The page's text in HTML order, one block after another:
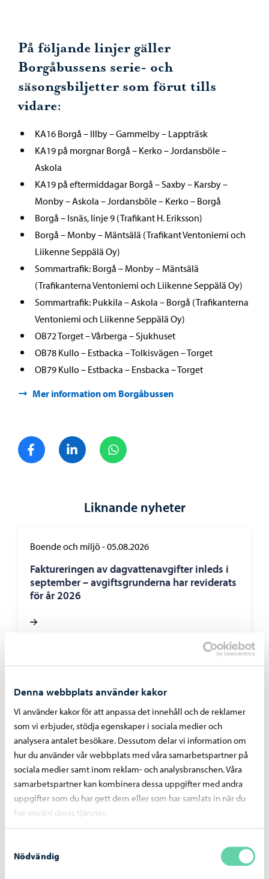
Denna webbplats använder kakor
Vi använder kakor för att anpassa det innehåll och de reklamer
som vi erbjuder, stödja egenskaper i sociala medier och
analysera antalet besökare. Dessutom delar vi information om
hur du använder vår webbplats med våra samarbetspartner på
sociala medier samt inom reklam- och analysbranschen. Våra
samarbetspartner kan kombinera dessa uppgifter med andra
uppgifter som du har gett dem eller som har samlats in när du
har använt deras tjänster.
Nödvändig
På följande linjer gäller
Borgåbussens serie- och
säsongsbiljetter som förut tills
vidare:
KA16 Borgå – Illby – Gammelby – Lappträsk
KA19 på morgnar Borgå – Kerko – Jordansböle –
Askola
KA19 på eftermiddagar Borgå – Saxby – Karsby –
Monby – Askola – Jordansböle – Kerko – Borgå
Borgå – Isnäs, linje 9 (Trafikant H. Eriksson)
Borgå – Monby – Mäntsälä (Trafikant Ventoniemi och
Liikenne Seppälä Oy)
Sommartrafik: Borgå – Monby – Mäntsälä
(Trafikanterna Ventoniemi och Liikenne Seppälä Oy)
Sommartrafik: Pukkila – Askola – Borgå (Trafikanterna
Ventoniemi och Liikenne Seppälä Oy)
OB72 Torget – Vårberga – Sjukhuset
OB78 Kullo – Estbacka – Tolkisvägen – Torget
OB79 Kullo – Estbacka – Ensbacka – Torget
Mer information om Borgåbussen
Dela på FacebookDela på LinkedIn
Liknande nyheter
Boende och miljö-05.08.2026
Faktureringen av dagvattenavgifter inleds i
september – avgiftsgrunderna har reviderats
för år 2026
Alexandersgatans-bro